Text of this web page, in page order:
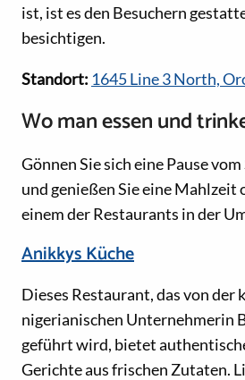
ist, ist es den Besuchern
besichtigen.
Standort: 1645 Line 3 North,
Wo man essen und
Gönnen Sie sich eine Pause
und genießen Sie eine Mahlzeit
einem der Restaurants in der
Anikkys Küche
Dieses Restaurant, das von der
nigerianischen Unternehmerin
geführt wird, bietet
Gerichte aus frischen Zutaten.